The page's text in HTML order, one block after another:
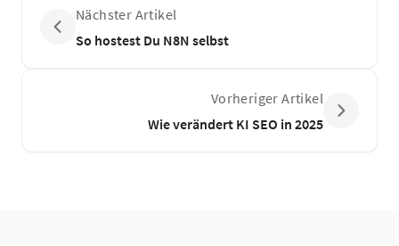
Nächster Artikel
So hostest Du N8N selbst
Vorheriger Artikel
Wie verändert KI SEO in 2025